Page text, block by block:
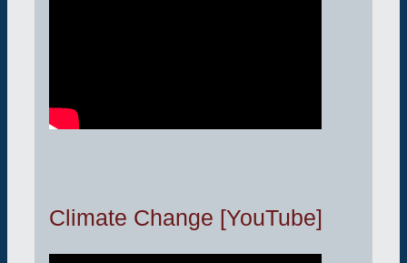
Climate Change [YouTube]